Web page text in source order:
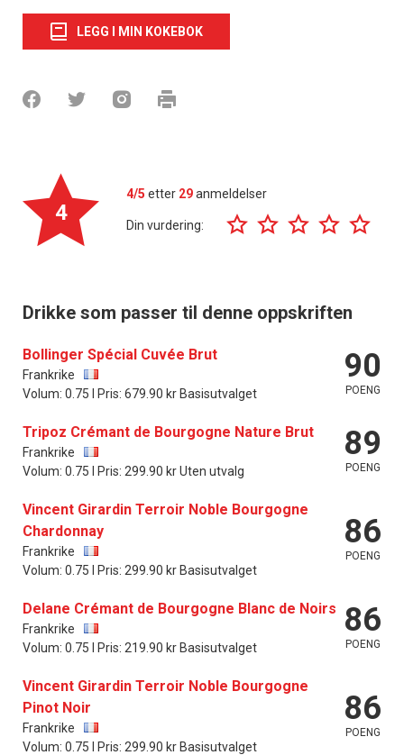
LEGG I MIN KOKEBOK
4
4/5 etter 29anmeldelser
Din vurdering:
Drikke som passer til denne oppskriften
Bollinger Spécial Cuvée Brut
Frankrike
Volum: 0.75 l Pris: 679.90 kr Basisutvalget
90
POENG
Tripoz Crémant de Bourgogne Nature Brut
Frankrike
Volum: 0.75 l Pris: 299.90 kr Uten utvalg
89
POENG
Vincent Girardin Terroir Noble Bourgogne
Chardonnay
Frankrike
Volum: 0.75 l Pris: 299.90 kr Basisutvalget
86
POENG
Delane Crémant de Bourgogne Blanc de Noirs
Frankrike
Volum: 0.75 l Pris: 219.90 kr Basisutvalget
86
POENG
Vincent Girardin Terroir Noble Bourgogne
Pinot Noir
Frankrike
Volum: 0.75 l Pris: 299.90 kr Basisutvalget
86
POENG